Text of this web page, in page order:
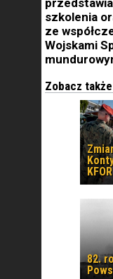
szkolenia
ze
Wojskami
Zobacz także
82.